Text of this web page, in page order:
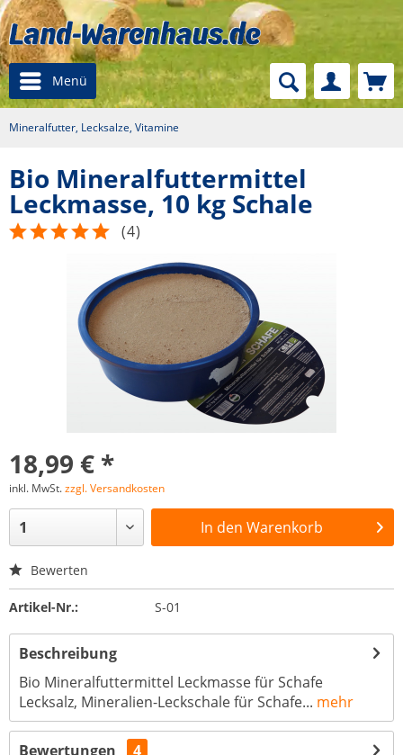
Menü
Mineralfutter, Lecksalze, Vitamine
Bio Mineralfuttermittel
Leckmasse, 10 kg Schale
(4)
18,99 € *
inkl. MwSt.zzgl. Versandkosten
In den Warenkorb
Bewerten
Artikel-Nr.: S-01
Beschreibung
Bio Mineralfuttermittel Leckmasse für Schafe
Lecksalz, Mineralien-Leckschale für Schafe... mehr
Bewertungen
4